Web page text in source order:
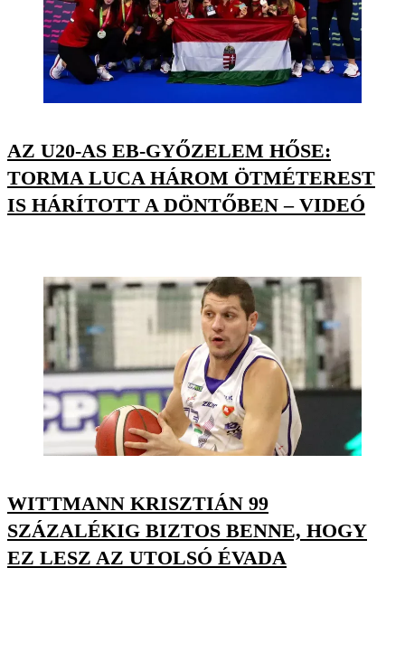
AZ U20-AS EB-GYŐZELEM HŐSE:
TORMA LUCA HÁROM ÖTMÉTEREST
IS HÁRÍTOTT A DÖNTŐBEN – VIDEÓ
WITTMANN KRISZTIÁN 99
SZÁZALÉKIG BIZTOS BENNE, HOGY
EZ LESZ AZ UTOLSÓ ÉVADA